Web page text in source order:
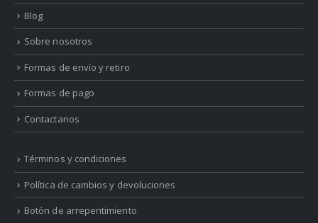
Blog
Sobre nosotros
Formas de envío y retiro
Formas de pago
Contactanos
Términos y condiciones
Política de cambios y devoluciones
Botón de arrepentimiento